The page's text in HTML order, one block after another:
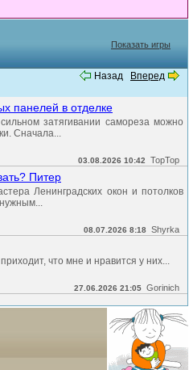
Показать игры
Назад Вперед
панелей в отделке
затягивании самореза можно
Сначала...
03.08.2026 10:42 TopTop
Питер
Ленинградских окон и потолков
08.07.2026 8:18 Shyrka
что мне и нравится у них...
27.06.2026 21:05 Gorinich